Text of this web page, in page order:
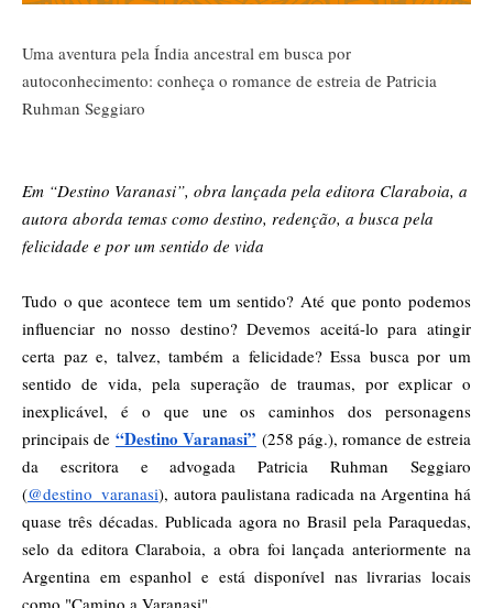
Uma aventura pela Índia ancestral em busca por
autoconhecimento: conheça o romance de estreia de Patricia
Ruhman Seggiaro
Em “Destino Varanasi”, obra lançada pela editora Claraboia, a
autora aborda temas como destino, redenção, a busca pela
felicidade e por um sentido de vida
Tudo o que acontece tem um sentido? Até que ponto podemos
influenciar no nosso destino? Devemos aceitá-lo para atingir
certa paz e, talvez, também a felicidade? Essa busca por um
sentido de vida, pela superação de traumas, por explicar o
inexplicável, é o que une os caminhos dos personagens
principais de “Destino Varanasi” (258 pág.), romance de estreia
da escritora e advogada Patricia Ruhman Seggiaro
(@destino_varanasi), autora paulistana radicada na Argentina há
quase três décadas. Publicada agora no Brasil pela Paraquedas,
selo da editora Claraboia, a obra foi lançada anteriormente na
Argentina em espanhol e está disponível nas livrarias locais
como "Camino a Varanasi".